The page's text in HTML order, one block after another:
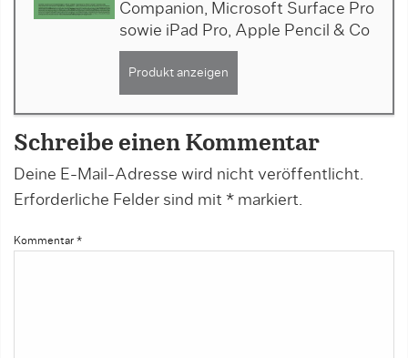
Companion, Microsoft Surface Pro
sowie iPad Pro, Apple Pencil & Co
Produkt anzeigen
Schreibe einen Kommentar
Deine E-Mail-Adresse wird nicht veröffentlicht.
Erforderliche Felder sind mit * markiert.
Kommentar *